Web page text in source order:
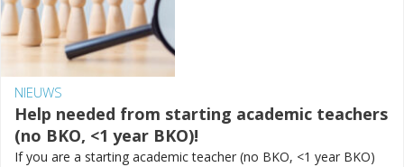
NIEUWS
Help needed from starting academic teachers
(no BKO, <1 year BKO)!
If you are a starting academic teacher (no BKO, <1 year BKO)